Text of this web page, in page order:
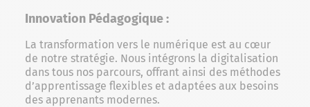
Innovation Pédagogique :
La transformation vers le numérique est au cœur
de notre stratégie. Nous intégrons la digitalisation
dans tous nos parcours, offrant ainsi des méthodes
d’apprentissage flexibles et adaptées aux besoins
des apprenants modernes.